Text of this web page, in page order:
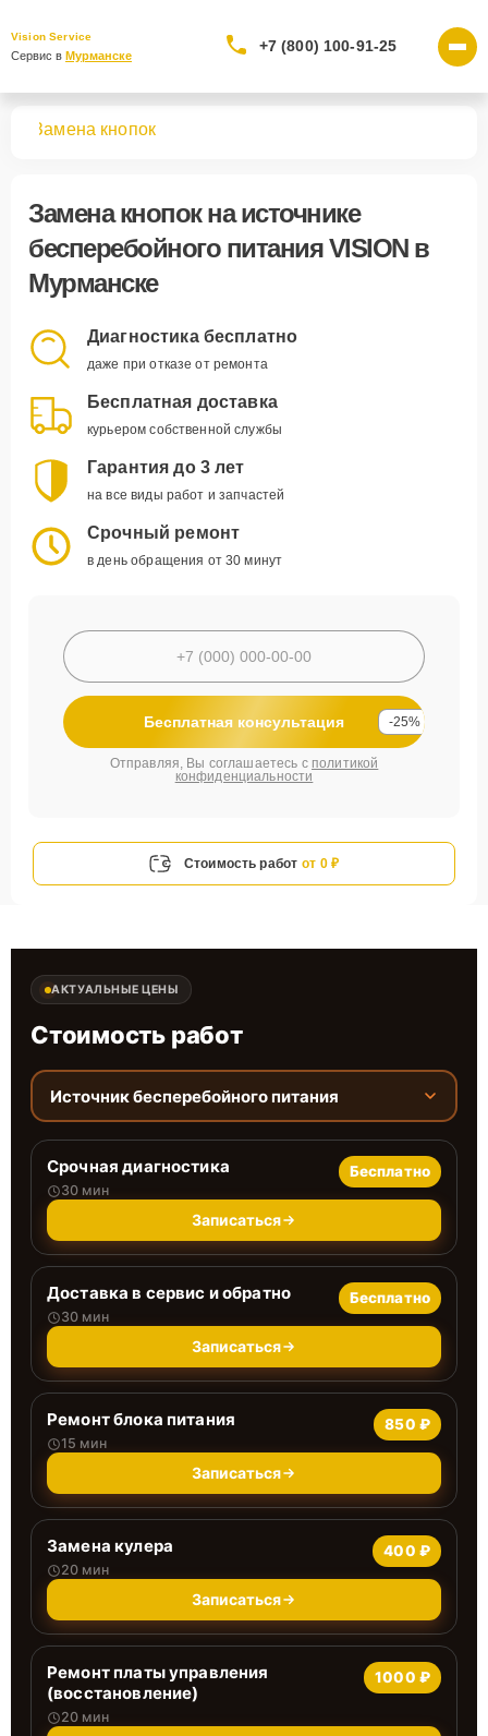
Vision Service
Сервис в Мурманске
+7 (800) 100-91-25
Замена кнопок
Замена кнопокна источнике
бесперебойного питания VISION в
Мурманске
Диагностика бесплатно
даже при отказе от ремонта
Бесплатная доставка
курьером собственной службы
Гарантия до 3 лет
на все виды работ и запчастей
Срочный ремонт
в день обращения от 30 минут
Бесплатная консультация -25%
Отправляя, Вы соглашаетесь с политикой
конфиденциальности
Стоимость работ от 0 ₽
АКТУАЛЬНЫЕ ЦЕНЫ
Стоимость работ
Источник бесперебойного питания
Срочная диагностика
30 мин
Бесплатно
Записаться
Доставка в сервис и обратно
30 мин
Бесплатно
Записаться
Ремонт блока питания
15 мин
850 ₽
Записаться
Замена кулера
20 мин
400 ₽
Записаться
Ремонт платы управления
(восстановление)
20 мин
1000 ₽